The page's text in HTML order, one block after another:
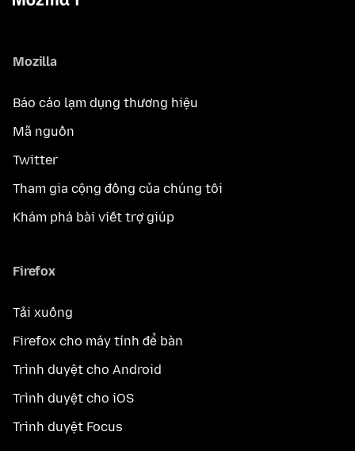
Mozilla
Báo cáo lạm dụng thương hiệu
Mã nguồn
Twitter
Tham gia cộng đồng của chúng tôi
Khám phá bài viết trợ giúp
Firefox
Tải xuống
Firefox cho máy tính để bàn
Trình duyệt cho Android
Trình duyệt cho iOS
Trình duyệt Focus